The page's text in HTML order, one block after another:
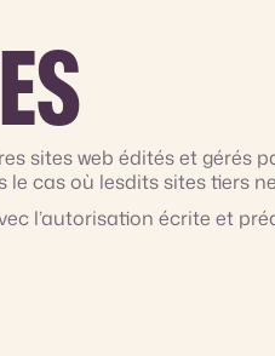
web édités et gérés
cas où lesdits sites tiers
l’autorisation écrite et